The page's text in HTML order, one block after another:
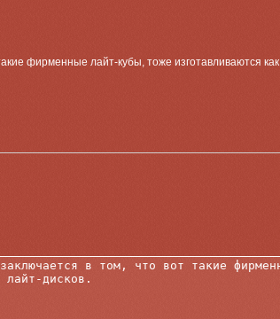
фирменные лайт-кубы, тоже изготавливаются как